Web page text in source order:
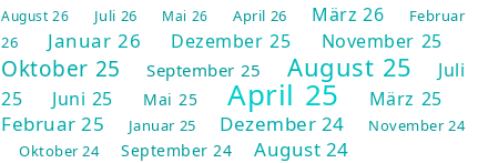
August 26 Juli 26 Mai 26 April 26 März 26
Februar
26
Januar 26 Dezember 25 November 25
Oktober 25 September 25 August 25
Juli
25
Juni 25 Mai 25 April 25 März 25
Februar 25 Januar 25 Dezember 24
November 24
Oktober 24
September 24 August 24